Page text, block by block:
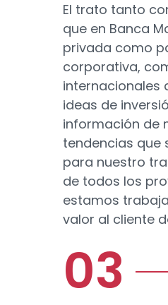
El trato tanto
que en Banca
privada como
corporativa,
internacionales
ideas de
información de
tendencias que
para nuestro
de todos los
estamos
valor al cliente